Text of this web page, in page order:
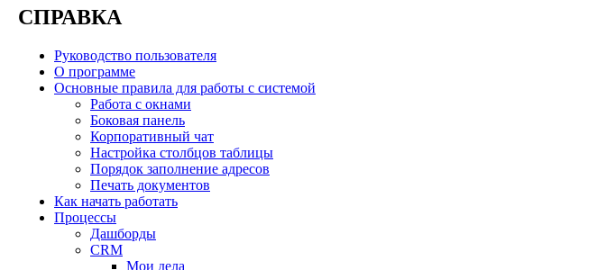
СПРАВКА
Руководство пользователя
О программе
Основные правила для работы с системой
Работа с окнами
Боковая панель
Корпоративный чат
Настройка столбцов таблицы
Порядок заполнение адресов
Печать документов
Как начать работать
Процессы
Дашборды
CRM
Мои дела